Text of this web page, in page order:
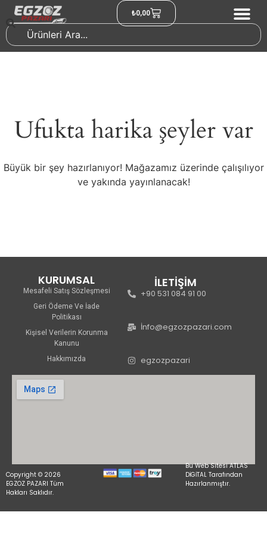
₺0,00
Ufukta harika şeyler var
Büyük bir şey hazırlanıyor! Mağazamız üzerinde çalışılıyor
ve yakında yayınlanacak!
KURUMSAL
Mesafeli Satış Sözleşmesi
Geri Ödeme Ve İade
Politikası
Kişisel Verilerin Korunma
Kanunu
Hakkımızda
İLETİŞİM
+90 531 084 91 00
İnfo@egzozpazari.com
egzozpazari
Copyright © 2026
EGZOZ PAZARI Tüm
Hakları Saklıdır.
Bu Web Sitesi ATLAS
DİGİTAL Tarafından
Hazırlanmıştır.